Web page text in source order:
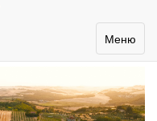
Toggle
navigation
Меню